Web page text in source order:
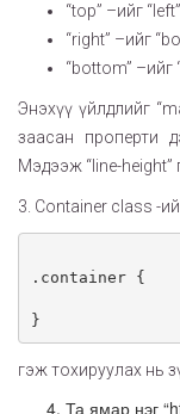
“top” –ийг
“right” –ийг
“bottom” –ийг
Энэхүү үйлдлийг
заасан проперти
Мэдээж “line-height”
3. Container class -
.container {
}
гэж тохируулах нь
Та ямар нэг